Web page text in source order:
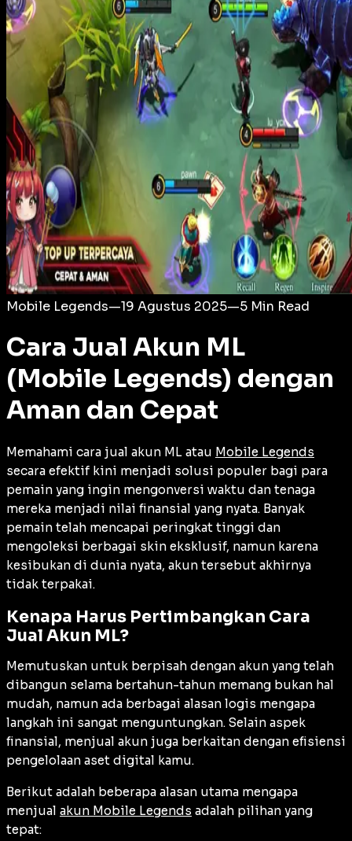
Login
Mobile Legends—19 Agustus 2025—5 Min Read
Cara Jual Akun ML
(Mobile Legends) dengan
Aman dan Cepat
Memahami cara jual akun ML atau Mobile Legends
secara efektif kini menjadi solusi populer bagi para
pemain yang ingin mengonversi waktu dan tenaga
mereka menjadi nilai finansial yang nyata. Banyak
pemain telah mencapai peringkat tinggi dan
mengoleksi berbagai skin eksklusif, namun karena
kesibukan di dunia nyata, akun tersebut akhirnya
tidak terpakai.
Kenapa Harus Pertimbangkan Cara
Jual Akun ML?
Memutuskan untuk berpisah dengan akun yang telah
dibangun selama bertahun-tahun memang bukan hal
mudah, namun ada berbagai alasan logis mengapa
langkah ini sangat menguntungkan. Selain aspek
finansial, menjual akun juga berkaitan dengan efisiensi
pengelolaan aset digital kamu.
Berikut adalah beberapa alasan utama mengapa
menjual akun Mobile Legends adalah pilihan yang
tepat: